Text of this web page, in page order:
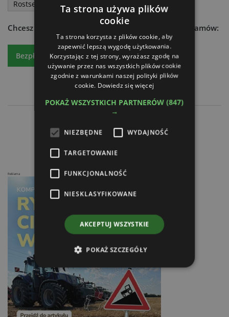
Rostselmash
Chcesz dowiedzieć się więcej? Czytaj atr express - zamów:
Bezpłatny egzemplarz Prenumeratę
Przyczepy przeładowcze do buraków
Reklama
Ta strona używa plików
cookie
Ta strona korzysta z plików cookie, aby
zapewnić lepszą wygodę użytkowania.
Korzystając z tej strony, wyrażasz zgodę na
używanie przez nas wszystkich plików cookie
zgodnie z warunkami naszej polityki plików
cookie. Dowiedz się więcej
POKAŻ WSZYSTKICH PARTNERÓW(847)
→
NIEZBĘDNE WYDAJNOŚĆ
TARGETOWANIE
FUNKCJONALNOŚĆ
NIESKLASYFIKOWANE
AKCEPTUJ WSZYSTKIE
POKAŻ SZCZEGÓŁY